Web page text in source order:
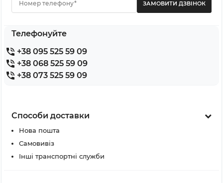
Номер телефону*
Телефонуйте
+38 095 525 59 09
+38 068 525 59 09
+38 073 525 59 09
Способи доставки
Нова пошта
Самовивіз
Інші транспортні служби